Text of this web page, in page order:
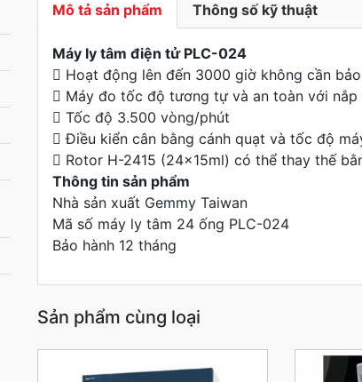
Mô tả sản phẩm Thông số kỹ thuật
Máy ly tâm điện tử PLC-024
 Hoạt động lên đến 3000 giờ không cần
 Máy đo tốc độ tương tự và an toàn với nắp
 Tốc độ 3.500 vòng/phút
 Điều kiển cân bằng cánh quạt và tốc độ
 Rotor H-2415 (24x15ml) có thể thay thế
Thông tin sản phẩm
Nhà sản xuất Gemmy Taiwan
Mã số máy ly tâm 24 ống PLC-024
Bảo hành 12 tháng
Sản phẩm cùng loại